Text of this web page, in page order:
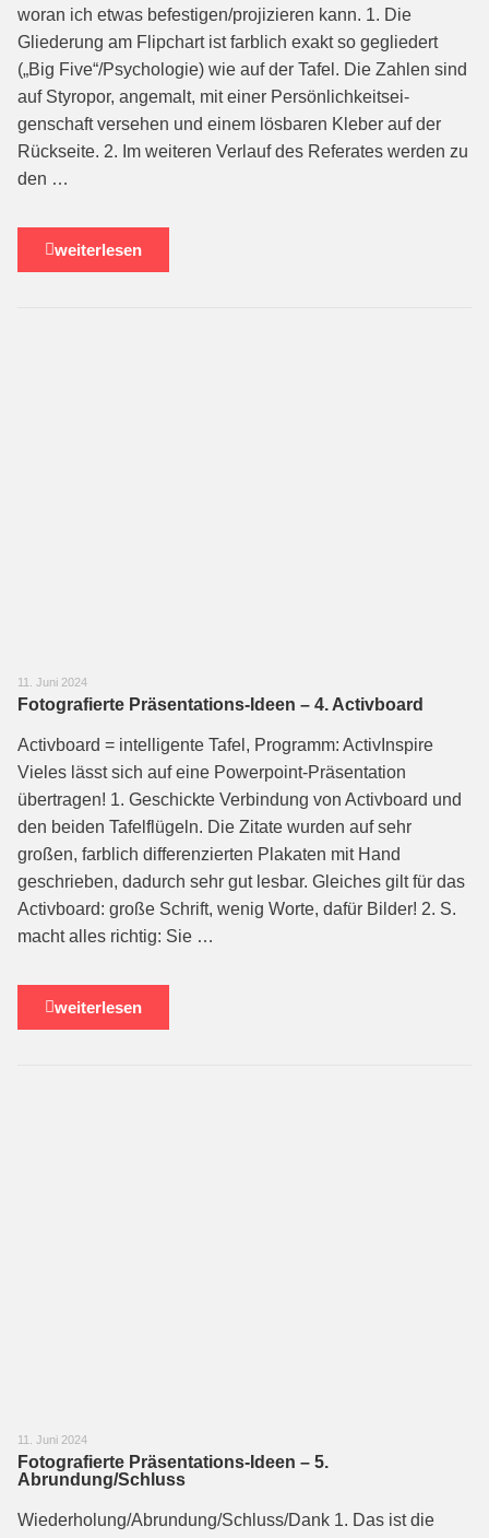
woran ich etwas befesti­gen/projizieren kann. 1. Die
Gliederung am Flipchart ist farblich exakt so geglie­dert
(„Big Five“/Psychologie) wie auf der Tafel. Die Zahlen sind
auf Styropor, angemalt, mit einer Persönlichkeitsei­
genschaft versehen und ei­nem lösbaren Kleber auf der
Rückseite. 2. Im weiteren Verlauf des Re­ferates werden zu
den …
weiterlesen
11. Juni 2024
Fotografierte Präsentations-Ideen – 4. Activboard
Activboard = intelligente Tafel, Programm: ActivInspire
Vieles lässt sich auf eine Powerpoint-Präsentation
übertragen! 1. Geschickte Verbindung von Activboard und
den beiden Tafelflügeln. Die Zitate wur­den auf sehr
großen, farblich differenzierten Plakaten mit Hand
geschrieben, dadurch sehr gut lesbar. Gleiches gilt für das
Activboard: große Schrift, wenig Worte, dafür Bilder! 2. S.
macht alles richtig: Sie …
weiterlesen
11. Juni 2024
Fotografierte Präsentations-Ideen – 5.
Abrundung/Schluss
Wiederholung/Abrundung/Schluss/Dank 1. Das ist die